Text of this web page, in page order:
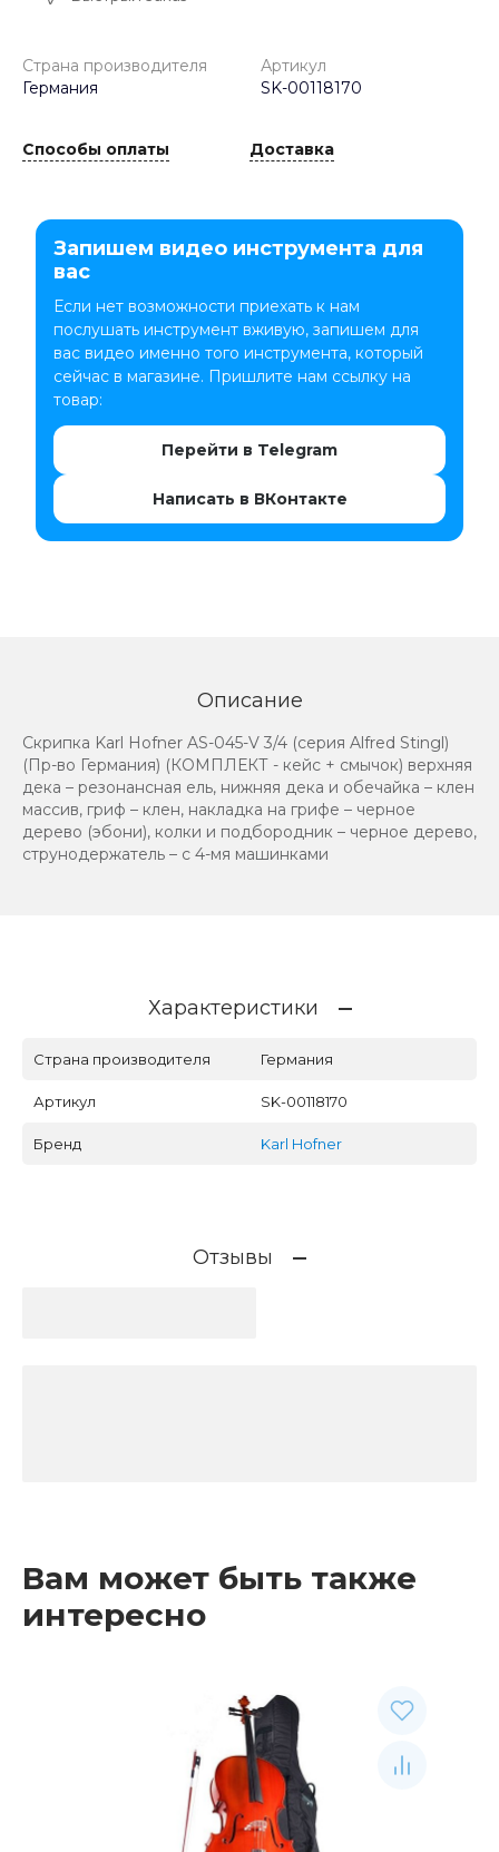
Страна производителя
Германия
Артикул
SK-00118170
Способы оплаты Доставка
Запишем видео инструмента для
вас
Если нет возможности приехать к нам
послушать инструмент вживую, запишем для
вас видео именно того инструмента, который
сейчас в магазине. Пришлите нам ссылку на
товар:
Перейти в Telegram
Написать в ВКонтакте
Описание
Скрипка Karl Hofner AS-045-V 3/4 (серия Alfred Stingl)
(Пр-во Германия) (КОМПЛЕКТ - кейс + смычок) верхняя
дека – резонансная ель, нижняя дека и обечайка – клен
массив, гриф – клен, накладка на грифе – черное
дерево (эбони), колки и подбородник – черное дерево,
струнодержатель – с 4-мя машинками
Характеристики
Страна производителя Германия
Артикул SK-00118170
Бренд Karl Hofner
Отзывы
Вам может быть также
интересно